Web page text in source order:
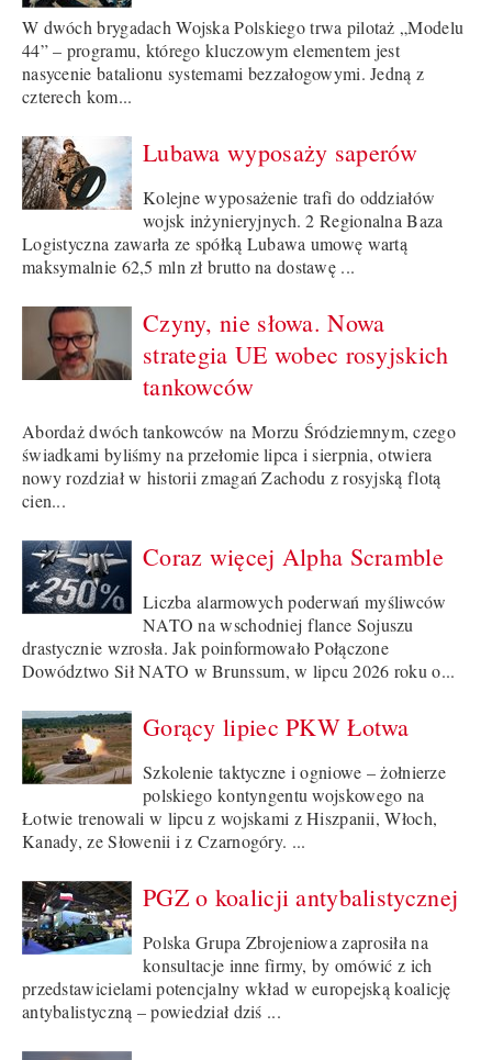
W dwóch brygadach Wojska Polskiego trwa pilotaż „Modelu
44” – programu, którego kluczowym elementem jest
nasycenie batalionu systemami bezzałogowymi. Jedną z
czterech kom...
Lubawa wyposaży saperów
Kolejne wyposażenie trafi do oddziałów
wojsk inżynieryjnych. 2 Regionalna Baza
Logistyczna zawarła ze spółką Lubawa umowę wartą
maksymalnie 62,5 mln zł brutto na dostawę ...
Czyny, nie słowa. Nowa
strategia UE wobec rosyjskich
tankowców
Abordaż dwóch tankowców na Morzu Śródziemnym, czego
świadkami byliśmy na przełomie lipca i sierpnia, otwiera
nowy rozdział w historii zmagań Zachodu z rosyjską flotą
cien...
Coraz więcej Alpha Scramble
Liczba alarmowych poderwań myśliwców
NATO na wschodniej flance Sojuszu
drastycznie wzrosła. Jak poinformowało Połączone
Dowództwo Sił NATO w Brunssum, w lipcu 2026 roku o...
Gorący lipiec PKW Łotwa
Szkolenie taktyczne i ogniowe – żołnierze
polskiego kontyngentu wojskowego na
Łotwie trenowali w lipcu z wojskami z Hiszpanii, Włoch,
Kanady, ze Słowenii i z Czarnogóry. ...
PGZ o koalicji antybalistycznej
Polska Grupa Zbrojeniowa zaprosiła na
konsultacje inne firmy, by omówić z ich
przedstawicielami potencjalny wkład w europejską koalicję
antybalistyczną – powiedział dziś ...